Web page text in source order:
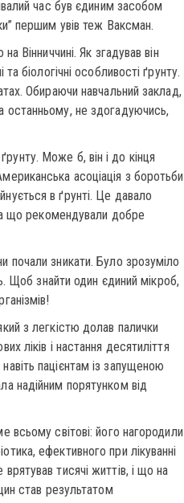
час був єдиним засобом
першим увів теж Ваксман.
Вінниччині. Як згадував він
біологічні особливості ґрунту.
Обираючи навчальний заклад,
останньому, не здогадуючись,
Може б, він і до кінця
асоціація з боротьби
в ґрунті. Це давало
що рекомендували добре
почали зникати. Було зрозуміло
Щоб знайти один єдиний мікроб,
з легкістю долав палички
ліків і настання десятиліття
пацієнтам із запущеною
надійним порятунком від
всьому світові: його нагородили
ефективного при лікуванні
тисячі життів, і що на
став результатом